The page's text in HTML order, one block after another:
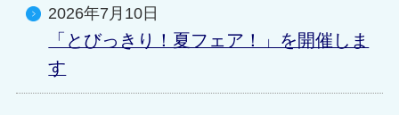
2026年7月10日
「とびっきり！夏フェア！」を開催しま
す